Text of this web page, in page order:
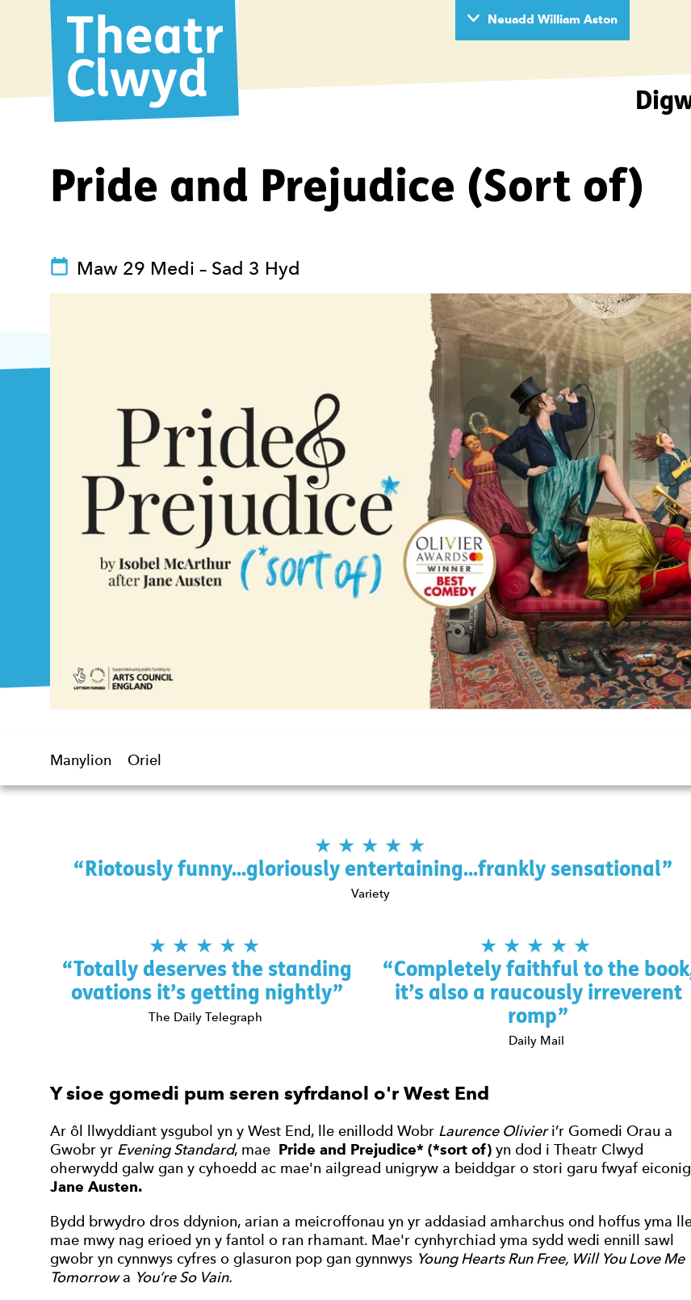
Neuadd William Aston
Theatr Clwyd
Pride and Prejudice (Sort of)
See dates and times
Maw 29 Medi – Sad 3 Hyd
Manylion Oriel
5 Stars
Riotously funny...gloriously entertaining...frankly sensational
Variety
5 Stars
Totally deserves the standing
ovations it’s getting nightly
The Daily Telegraph
5 Stars
Completely faithful to the
it’s also a raucously irreverent
romp
Daily Mail
Y sioe gomedi pum seren syfrdanol o'r West End
Ar ôl llwyddiant ysgubol yn y West End, lle enillodd Wobr Laurence Olivieri’r Gomedi Orau a
Gwobr yr Evening Standard, mae Pride and Prejudice* (*sort of)yn dod i Theatr Clwyd
oherwydd galw gan y cyhoedd ac mae'n ailgread unigryw a beiddgar o stori garu fwyaf eiconig
Jane Austen.
Bydd brwydro dros ddynion, arian a meicroffonau yn yr addasiad amharchus ond hoffus yma
mae mwy nag erioed yn y fantol o ran rhamant. Mae'r cynhyrchiad yma sydd wedi ennill sawl
gwobr yn cynnwys cyfres o glasuron pop gan gynnwys Young Hearts Run Free, Will You Love Me
Tomorrowa You’re So Vain.